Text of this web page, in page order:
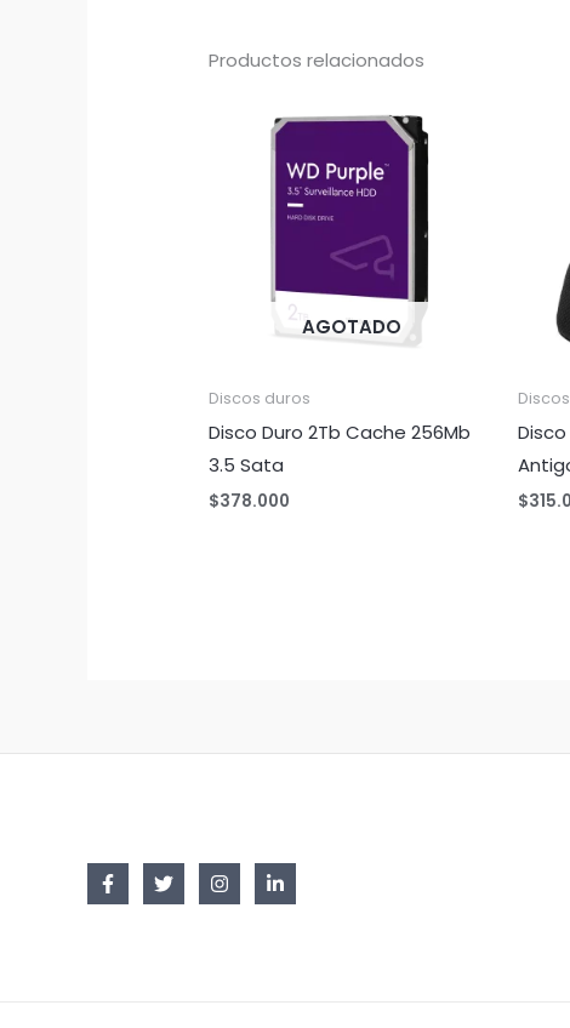
Productos relacionados
AGOTADO
Discos duros
Disco Duro 2Tb Cache 256Mb
3.5 Sata
$378.000
Disco
$